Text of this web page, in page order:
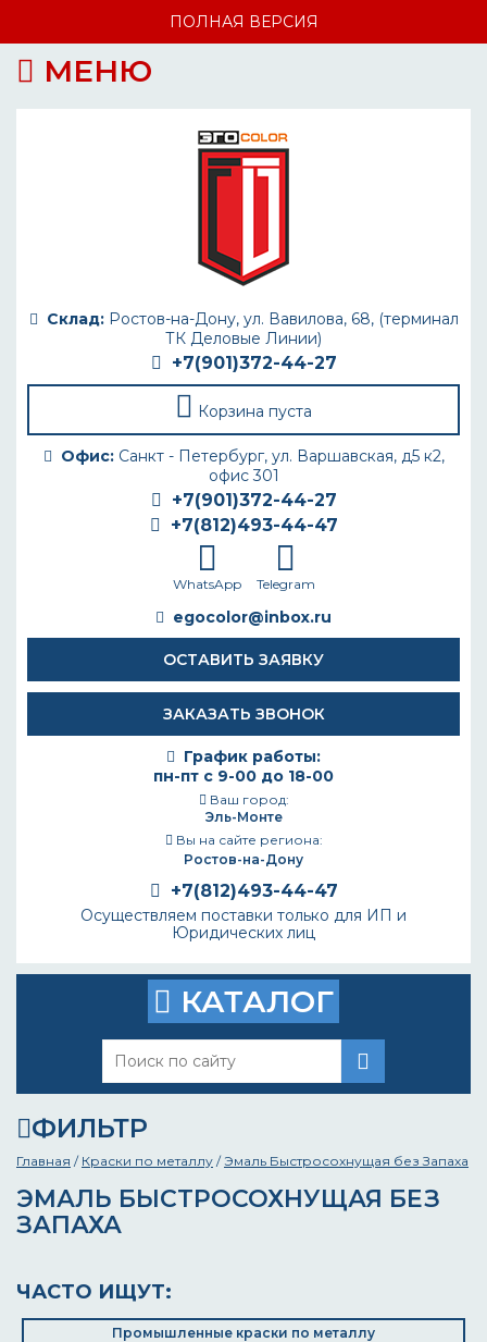
ПОЛНАЯ ВЕРСИЯ
МЕНЮ
Склад:Ростов-на-Дону, ул. Вавилова, 68, (терминал
ТК Деловые Линии)
+7(901)372-44-27
Корзина пуста
Офис:Санкт - Петербург, ул. Варшавская, д5 к2,
офис 301
+7(901)372-44-27
+7(812)493-44-47
WhatsApp Telegram
egocolor@inbox.ru
ОСТАВИТЬ ЗАЯВКУ
ЗАКАЗАТЬ ЗВОНОК
График работы:
пн-пт с 9-00 до 18-00
Ваш город:
Эль-Монте
Вы на сайте региона:
Ростов-на-Дону
+7(812)493-44-47
Осуществляем поставки только для ИП и
Юридических лиц
КАТАЛОГ
ФИЛЬТР
Главная / Краски по металлу /Эмаль Быстросохнущая без Запаха
ЭМАЛЬ БЫСТРОСОХНУЩАЯ БЕЗ
ЗАПАХА
ЧАСТО ИЩУТ:
Промышленные краски по металлу